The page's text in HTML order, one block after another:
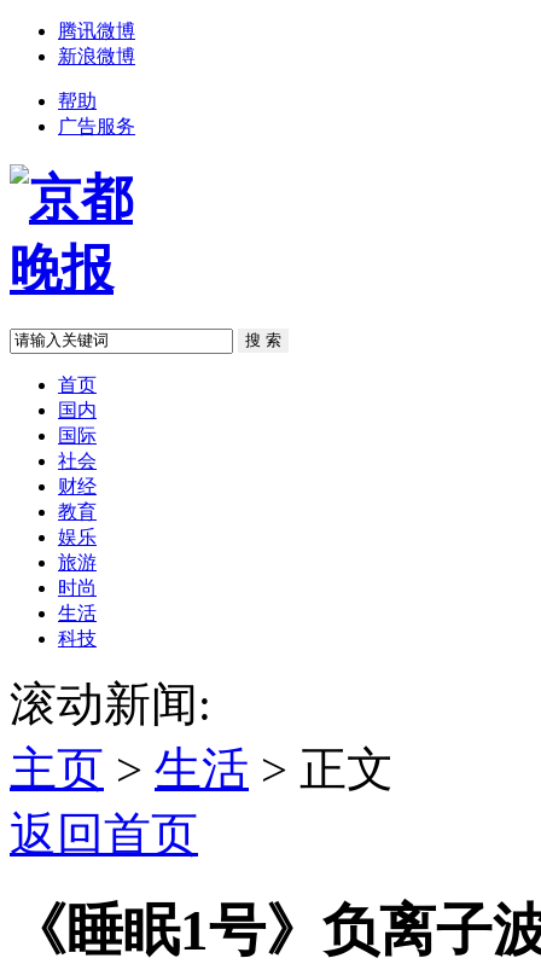
腾讯微博
新浪微博
帮助
广告服务
首页
国内
国际
社会
财经
教育
娱乐
旅游
时尚
生活
科技
滚动新闻:
主页 > 生活 > 正文
返回首页
《睡眠1号》负离子